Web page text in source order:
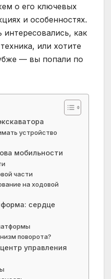
о его ключевых
и особенностях.
как
или хотите
— вы попали по
устройство
мобильности
части
на ходовой
сердце
поворота?
управления